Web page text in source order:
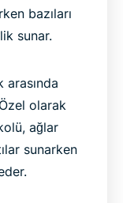
bazıları
sunar.
arasında
olarak
ağlar
sunarken